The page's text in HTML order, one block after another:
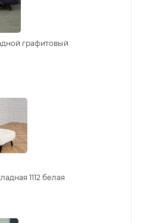
графитовый
1112 белая